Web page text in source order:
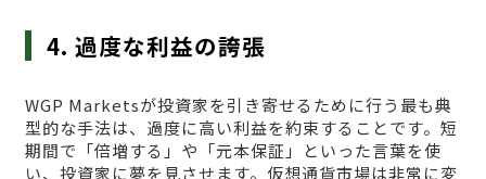
4. 過度な利益の誇張
WGP Marketsが投資家を引き寄せるために行う最も典
型的な手法は、過度に高い利益を約束することです。短
期間で「倍増する」や「元本保証」といった言葉を使
い、投資家に夢を見させます。仮想通貨市場は非常に変